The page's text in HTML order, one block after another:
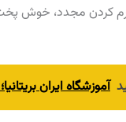
کردن مجدد، خوش
آموزشگاه ایران